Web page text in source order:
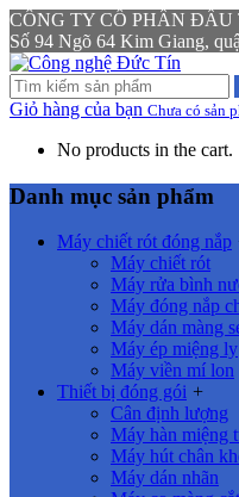
CÔNG TY CỔ PHẦN
Số 94 Ngõ 64 Kim Giang,
Giỏ hàng của bạn Chưa có sản
No products in the cart.
Danh mục sản phẩm
Máy chiết rót đóng nắp
Máy chiết rót
Máy rửa bình
Máy đóng nắp
Máy dán màng
Máy ép miệng ly
Máy viền mí lon
Thiết bị đóng gói +
Cân định lượng
Máy hàn miệng
Máy hút chân
Máy dán nhãn